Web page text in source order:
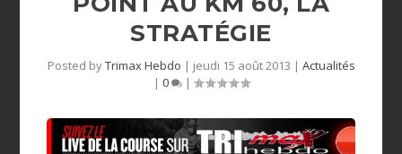
STRATÉGIE
Posted byTrimax Hebdo | jeudi 15 août 2013 | Actualités
| 0 |